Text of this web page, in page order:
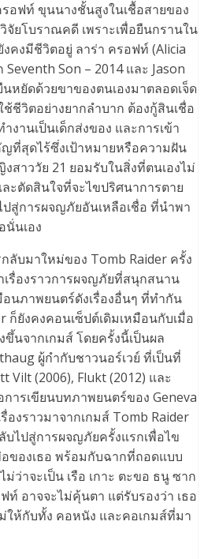
อฟท์ ขุนนางชั้นสูงในเชื้อสายของ
จัยโบราณคดี เพราะเพื่อยืนกรานใน
คงมีชีวิตอยู่ ลาร่า ครอฟท์ (Alicia
Son – 2014 และ Jason
หยัดด้วยขาของตนเองมาตลอดเจ็ด
ชีวิตอย่างยากลำบาก ต้องกู้สินเชื่อ
งานเป็นเด็กส่งของ และการเข้า
ที่สุดไร้ซึ่งเป้าหมายหรือความฝัน
าววัย 21 ยอมรับในสิ่งที่ตนเองไม่
ะตัดสินใจที่จะไขปริศนาการตาย
สู่การผจญภัยอันเหลือเชื่อ ที่นำพา
นั่นเอง
ลับมาใหม่ของ Tomb Raider ครั้ง
รื่องราวการผจญภัยที่สนุกสนาน
นภาพยนตร์ดังเรื่องอื่นๆ ที่ทำกัน
ก็ยังคงคอนเซ็ปต์เดิมเหมือนกับเมื่อ
นจากเกมส์ โดยครั้งนี้เป็นผล
ผู้กำกับชาวนอร์เวย์ ที่เป็นที่
Vilt (2006), Flukt (2012) และ
การเขียนบทภาพยนตร์ของ Geneva
งราวมาจากเกมส์ Tomb Raider
บไปสู่การผจญภัยครั้งแรกเพื่อไข
ของเธอ พร้อมกับฉากที่ถอดแบบ
ว่าจะเป็น เรือ เกาะ ตะขอ ธนู ซาก
ท์ อาจจะไม่คุ้นตา แต่รับรองว่า เธอ
ให้กับทั้ง คอหนัง และคอเกมส์ที่มา